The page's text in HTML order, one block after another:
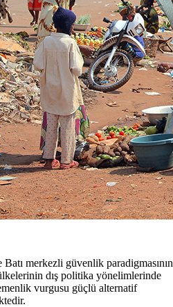
merkezli güvenlik paradigmasının
dış politika yönelimlerinde
vurgusu güçlü alternatif